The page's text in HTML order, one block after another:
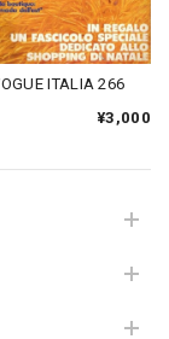
ITALIA 266
¥3,000